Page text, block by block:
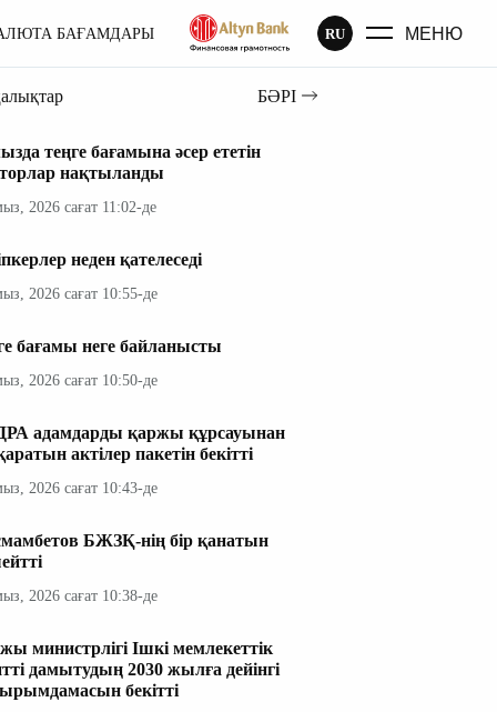
БАҒАМДАРЫ RU МЕНЮ
БӘРІ
теңге бағамына әсер ететін
нақтыланды
2026 сағат 11:02-де
неден қателеседі
2026 сағат 10:55-де
бағамы неге байланысты
2026 сағат 10:50-де
адамдарды қаржы құрсауынан
актілер пакетін бекітті
2026 сағат 10:43-де
БЖЗҚ-нің бір қанатын
2026 сағат 10:38-де
министрлігі Ішкі мемлекеттік
дамытудың 2030 жылға дейінгі
бекітті